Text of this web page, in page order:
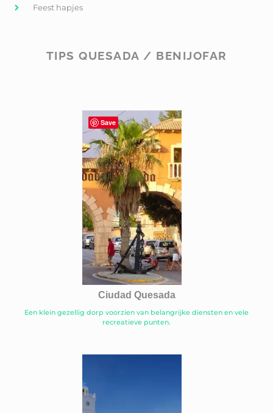
Feest hapjes
TIPS QUESADA / BENIJOFAR
Ciudad Quesada
Een klein gezellig dorp voorzien van belangrijke diensten en vele
recreatieve punten.
Save